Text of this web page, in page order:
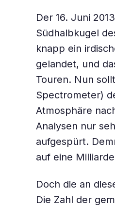
Der 16. Juni
Südhalbkugel
knapp ein
gelandet, und
Touren. Nun
Spectrometer)
Atmosphäre
Analysen nur
aufgespürt.
auf eine
Doch die an
Die Zahl der